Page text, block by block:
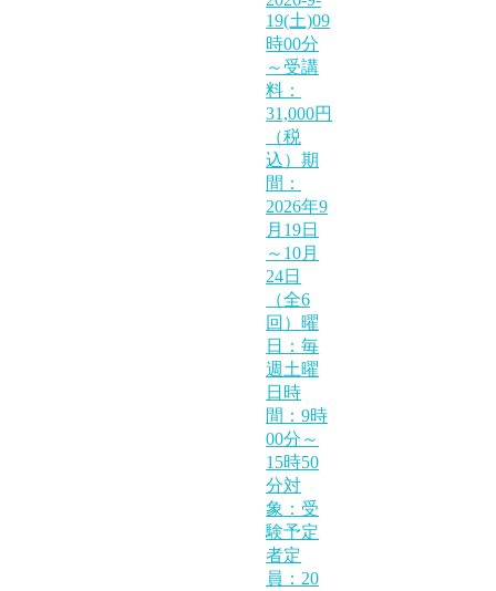
19(土)09
時00分
～受講
料：
31,000円
（税
込）期
間：
2026年9
月19日
～10月
24日
（全6
回）曜
日：毎
週土曜
日時
間：9時
00分～
15時50
分対
象：受
験予定
者定
員：20